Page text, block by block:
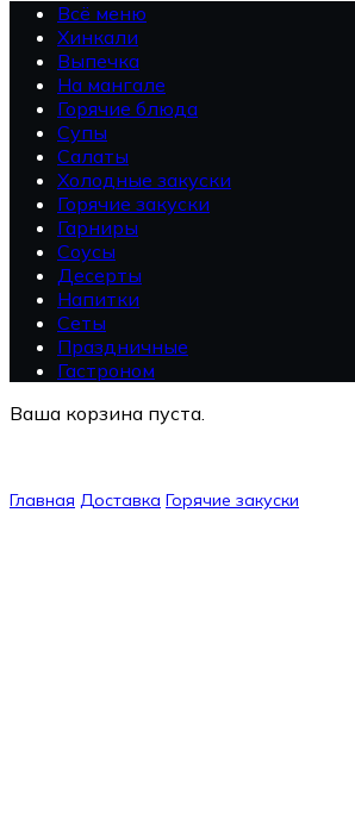
Всё меню
Хинкали
Выпечка
На мангале
Горячие блюда
Супы
Салаты
Холодные закуски
Горячие закуски
Гарниры
Соусы
Десерты
Напитки
Сеты
Праздничные
Гастроном
Ваша корзина пуста.
Главная Доставка Горячие закуски